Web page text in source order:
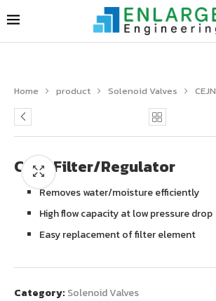
Home product Solenoid Valves
CEJN Filter/Regulator
Removes water/moisture efficiently
High flow capacity at low pressure drop
Easy replacement of filter element
Category: Solenoid Valves